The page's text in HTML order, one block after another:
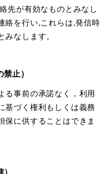
先が有効なものとみなし
絡を行い,これらは,発信時
みなします。
止）
る事前の承諾なく，利用
基づく権利もしくは義務
保に供することはできま